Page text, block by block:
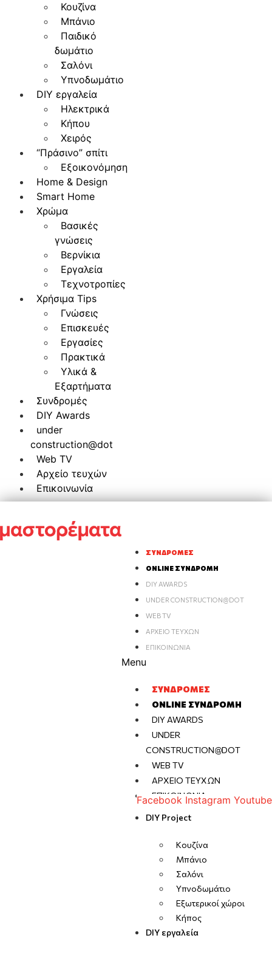
Κουζίνα
Μπάνιο
Παιδικό
δωμάτιο
Σαλόνι
Υπνοδωμάτιο
DIY εργαλεία
Ηλεκτρικά
Κήπου
Χειρός
“Πράσινο” σπίτι
Εξοικονόμηση
Home & Design
Smart Home
Χρώμα
Βασικές
γνώσεις
Βερνίκια
Εργαλεία
Τεχνοτροπίες
Χρήσιμα Tips
Γνώσεις
Επισκευές
Εργασίες
Πρακτικά
Υλικά &
Εξαρτήματα
Συνδρομές
DIY Awards
under
construction@dot
Web TV
Αρχείο τευχών
Επικοινωνία
ΣΥΝΔΡΟΜΈΣ
ONLINE ΣΥΝΔΡΟΜΉ
DIY AWARDS
UNDER CONSTRUCTION@DOT
WEB TV
ΑΡΧΕΊΟ ΤΕΥΧΏΝ
ΕΠΙΚΟΙΝΩΝΊΑ
Menu
ΣΥΝΔΡΟΜΈΣ
ONLINE ΣΥΝΔΡΟΜΉ
DIY AWARDS
UNDER
CONSTRUCTION@DOT
WEB TV
ΑΡΧΕΊΟ ΤΕΥΧΏΝ
ΕΠΙΚΟΙΝΩΝΊΑ
Facebook Instagram Youtube
DIY Project
Κουζίνα
Μπάνιο
Σαλόνι
Υπνοδωμάτιο
Εξωτερικοί χώροι
Κήπος
DIY εργαλεία